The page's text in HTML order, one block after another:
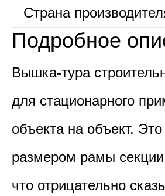
Страна
Подробное
Вышка-тура
для стационарного
объекта на объект.
размером рамы
что отрицательно